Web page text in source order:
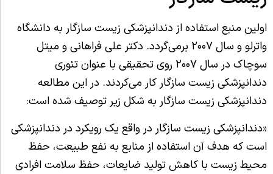
اولین منبع استفاده از دندانپزشکی زیست سازگار به دانشگاه
واترلو و سال ۲۰۰۷ برمی‌گردد. دکتر علی فراهانی و میتل
سوچاک در سال ۲۰۰۷ روی تحقیقی با عنوان تئوری
دندانپزشکی زیست سازگار کار می‌کردند. در این مطالعه
دندانپزشکی زیست سازگار به شکل زیر توصیف شده است:
«دندانپزشکی زیست سازگار در واقع یک رویکرد در دندانپزشکی
است که هدف آن استفاده از منابع به نفع طبیعت، حفظ
محیط زیست با کاهش تولید ضایعات، حفظ سلامت افرادی